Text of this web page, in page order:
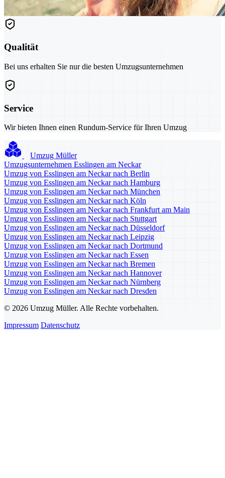
Qualität
Bei uns erhalten Sie nur die besten Umzugsunternehmen
Service
Wir bieten Ihnen einen Rundum-Service für Ihren Umzug
Umzug Müller
Umzugsunternehmen Esslingen am Neckar
Umzug von Esslingen am Neckar nach Berlin
Umzug von Esslingen am Neckar nach Hamburg
Umzug von Esslingen am Neckar nach München
Umzug von Esslingen am Neckar nach Köln
Umzug von Esslingen am Neckar nach Frankfurt am Main
Umzug von Esslingen am Neckar nach Stuttgart
Umzug von Esslingen am Neckar nach Düsseldorf
Umzug von Esslingen am Neckar nach Leipzig
Umzug von Esslingen am Neckar nach Dortmund
Umzug von Esslingen am Neckar nach Essen
Umzug von Esslingen am Neckar nach Bremen
Umzug von Esslingen am Neckar nach Hannover
Umzug von Esslingen am Neckar nach Nürnberg
Umzug von Esslingen am Neckar nach Dresden
© 2026 Umzug Müller. Alle Rechte vorbehalten.
Impressum Datenschutz